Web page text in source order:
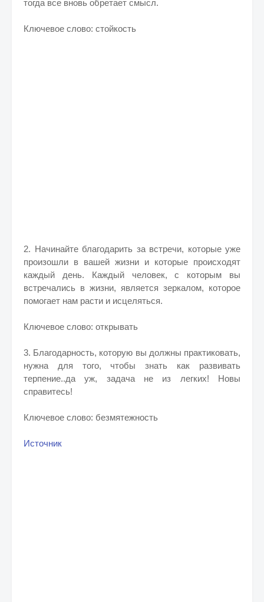
тогда все вновь обретает смысл.
Ключевое слово: стойкость
2. Начинайте благодарить за встречи, которые уже
произошли в вашей жизни и которые происходят
каждый день. Каждый человек, с которым вы
встречались в жизни, является зеркалом, которое
помогает нам расти и исцеляться.
Ключевое слово: открывать
3. Благодарность, которую вы должны практиковать,
нужна для того, чтобы знать как развивать
терпение..да уж, задача не из легких! Новы
справитесь!
Ключевое слово: безмятежность
Источник